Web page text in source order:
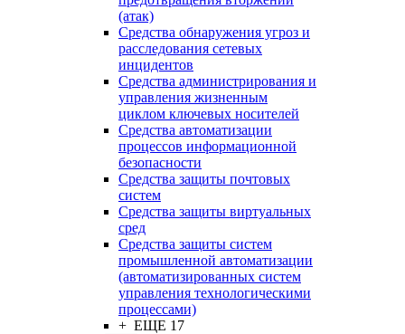
(атак)
Средства обнаружения угроз и
расследования сетевых
инцидентов
Средства администрирования и
управления жизненным
циклом ключевых носителей
Средства автоматизации
процессов информационной
безопасности
Средства защиты почтовых
систем
Средства защиты виртуальных
сред
Средства защиты систем
промышленной автоматизации
(автоматизированных систем
управления технологическими
процессами)
+ ЕЩЕ 17